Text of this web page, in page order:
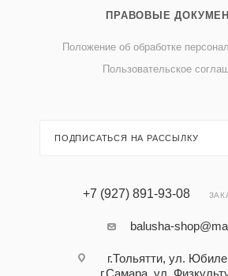
ПРАВОВЫЕ
Положение об обработке
Пользовательское
ПОДПИСАТЬСЯ НА РАССЫЛКУ
+7 (927) 891-93-08
balusha-
г.Тольятти, ул.
г.Самара, ул.